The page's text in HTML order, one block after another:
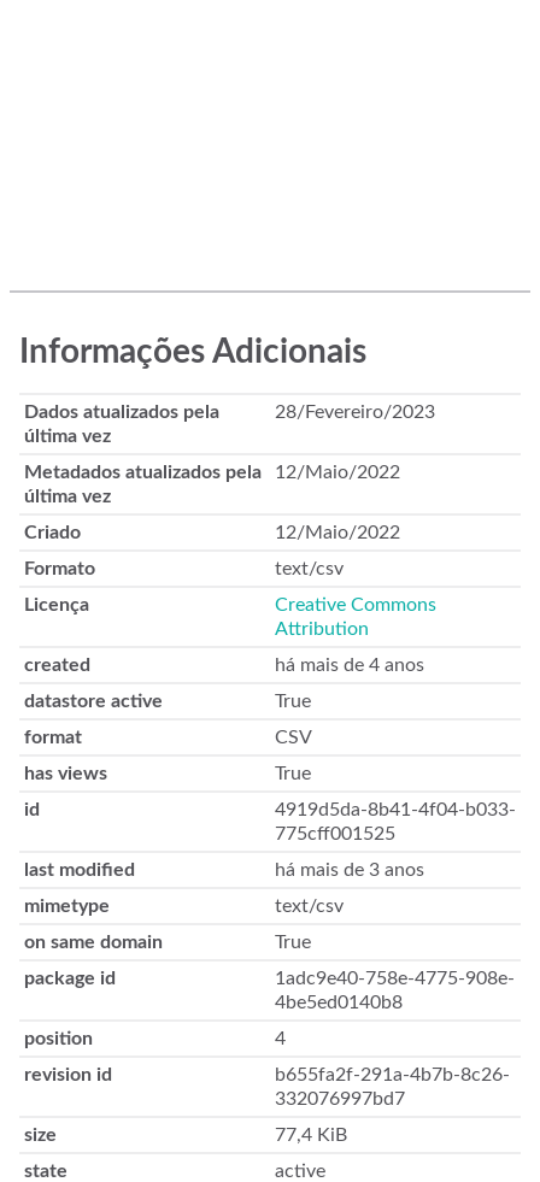
Informações Adicionais
Dados atualizados pela
última vez
28/Fevereiro/2023
Metadados atualizados pela
última vez
12/Maio/2022
Criado
12/Maio/2022
Formato
text/csv
Licença
Creative Commons
Attribution
created
há mais de 4 anos
datastore active
True
format
CSV
has views
True
id
4919d5da-8b41-4f04-b033-
775cff001525
last modified
há mais de 3 anos
mimetype
text/csv
on same domain
True
package id
1adc9e40-758e-4775-908e-
4be5ed0140b8
position
4
revision id
b655fa2f-291a-4b7b-8c26-
332076997bd7
size
77,4 KiB
state
active